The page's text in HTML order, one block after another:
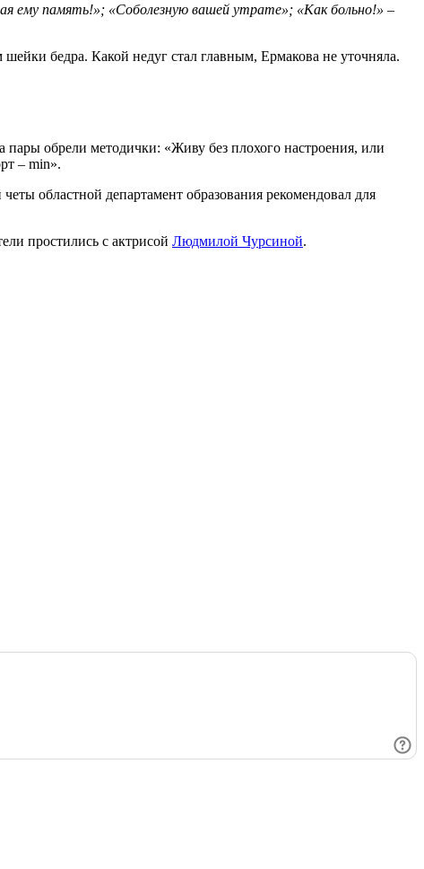
ему память!»; «Соболезную вашей утрате»; «Как больно!» –
бедра. Какой недуг стал главным, Ермакова не уточняла.
обрели методички: «Живу без плохого настроения, или
– min».
областной департамент образования рекомендовал для
простились с актрисой Людмилой Чурсиной.